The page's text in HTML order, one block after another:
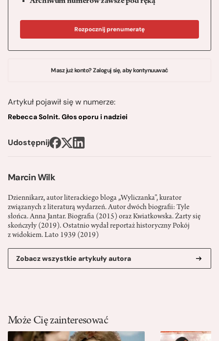
Marcin Wilk
Dziennikarz, autor literackiego bloga „Wyliczanka”, kurator
związanych z literaturą wydarzeń. Autor dwóch biografii: Tyle
słońca. Anna Jantar. Biografia (2015) oraz Kwiatkowska. Żarty się
skończyły (2019). Ostatnio wydał reportaż historyczny Pokój
z widokiem. Lato 1939 (2019)
Zobacz wszystkie artykuły autora
Rozpocznij prenumeratę
Masz już konto? Zaloguj się, aby kontynuuwać
Artykuł pojawił się w numerze:
Rebecca Solnit. Głos oporu i nadziei
Udostępnij
Może Cię zainteresować